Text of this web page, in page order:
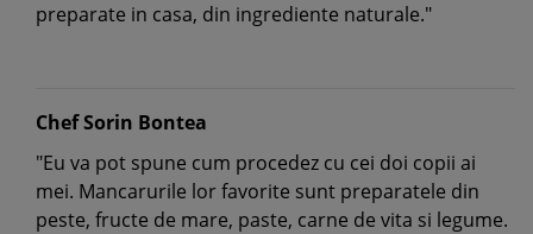
preparate in casa, din ingrediente naturale."
Chef Sorin Bontea
"Eu va pot spune cum procedez cu cei doi copii ai
mei. Mancarurile lor favorite sunt preparatele din
peste, fructe de mare, paste, carne de vita si legume.